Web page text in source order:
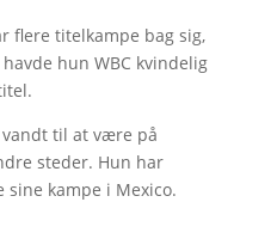
flere titelkampe bag sig,
hun WBC kvindelig
til at være på
steder. Hun har
kampe i Mexico.